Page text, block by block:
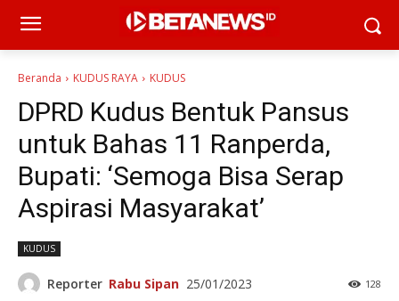
Beranda KUDUS RAYA KUDUS
DPRD Kudus Bentuk Pansus
untuk Bahas 11 Ranperda,
Bupati: ‘Semoga Bisa Serap
Aspirasi Masyarakat’
KUDUS
Reporter Rabu Sipan 25/01/2023 128